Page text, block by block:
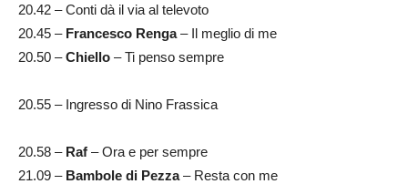
20.42 – Conti dà il via al televoto
20.45 – Francesco Renga– Il meglio di me
20.50 –Chiello – Ti penso sempre
20.55 – Ingresso di Nino Frassica
20.58 – Raf – Ora e per sempre
21.09 – Bambole di Pezza– Resta con me